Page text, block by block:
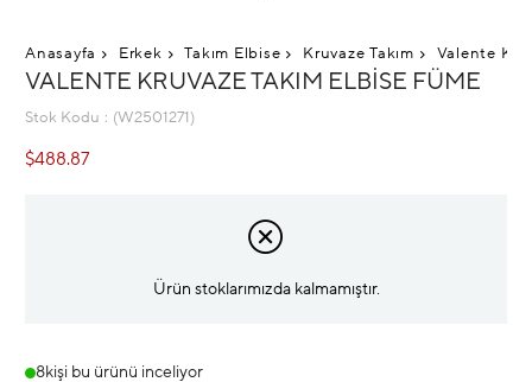
Anasayfa Erkek Takım Elbise Kruvaze Takım Valente
VALENTE KRUVAZE TAKIM ELBISE FÜME
Stok Kodu (W2501271)
$488.87
Ürün stoklarımızda kalmamıştır.
8kişi bu ürünü inceliyor